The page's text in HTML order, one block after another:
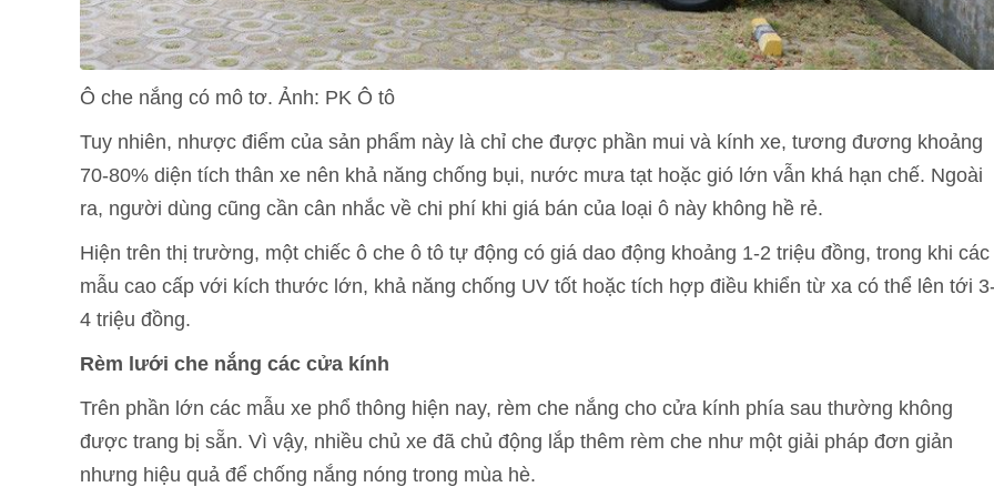
Ô che nắng có mô tơ. Ảnh: PK Ô tô
Tuy nhiên, nhược điểm của sản phẩm này là chỉ che được phần mui và kính xe, tương đương khoảng
70-80% diện tích thân xe nên khả năng chống bụi, nước mưa tạt hoặc gió lớn vẫn khá hạn chế. Ngoài
ra, người dùng cũng cần cân nhắc về chi phí khi giá bán của loại ô này không hề rẻ.
Hiện trên thị trường, một chiếc ô che ô tô tự động có giá dao động khoảng 1-2 triệu đồng, trong khi các
mẫu cao cấp với kích thước lớn, khả năng chống UV tốt hoặc tích hợp điều khiển từ xa có thể lên tới
4 triệu đồng.
Rèm lưới che nắng các cửa kính
Trên phần lớn các mẫu xe phổ thông hiện nay, rèm che nắng cho cửa kính phía sau thường không
được trang bị sẵn. Vì vậy, nhiều chủ xe đã chủ động lắp thêm rèm che như một giải pháp đơn giản
nhưng hiệu quả để chống nắng nóng trong mùa hè.